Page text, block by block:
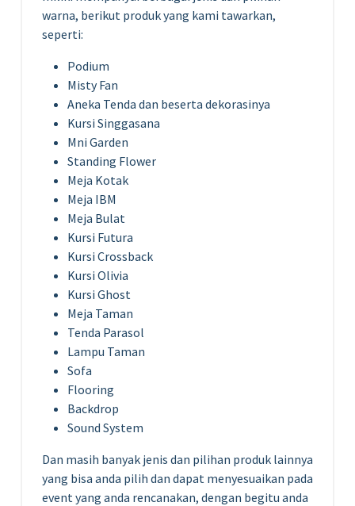
warna, berikut produk yang kami tawarkan,
seperti:
Podium
Misty Fan
Aneka Tenda dan beserta dekorasinya
Kursi Singgasana
Mni Garden
Standing Flower
Meja Kotak
Meja IBM
Meja Bulat
Kursi Futura
Kursi Crossback
Kursi Olivia
Kursi Ghost
Meja Taman
Tenda Parasol
Lampu Taman
Sofa
Flooring
Backdrop
Sound System
Dan masih banyak jenis dan pilihan produk lainnya
yang bisa anda pilih dan dapat menyesuaikan pada
event yang anda rencanakan, dengan begitu anda